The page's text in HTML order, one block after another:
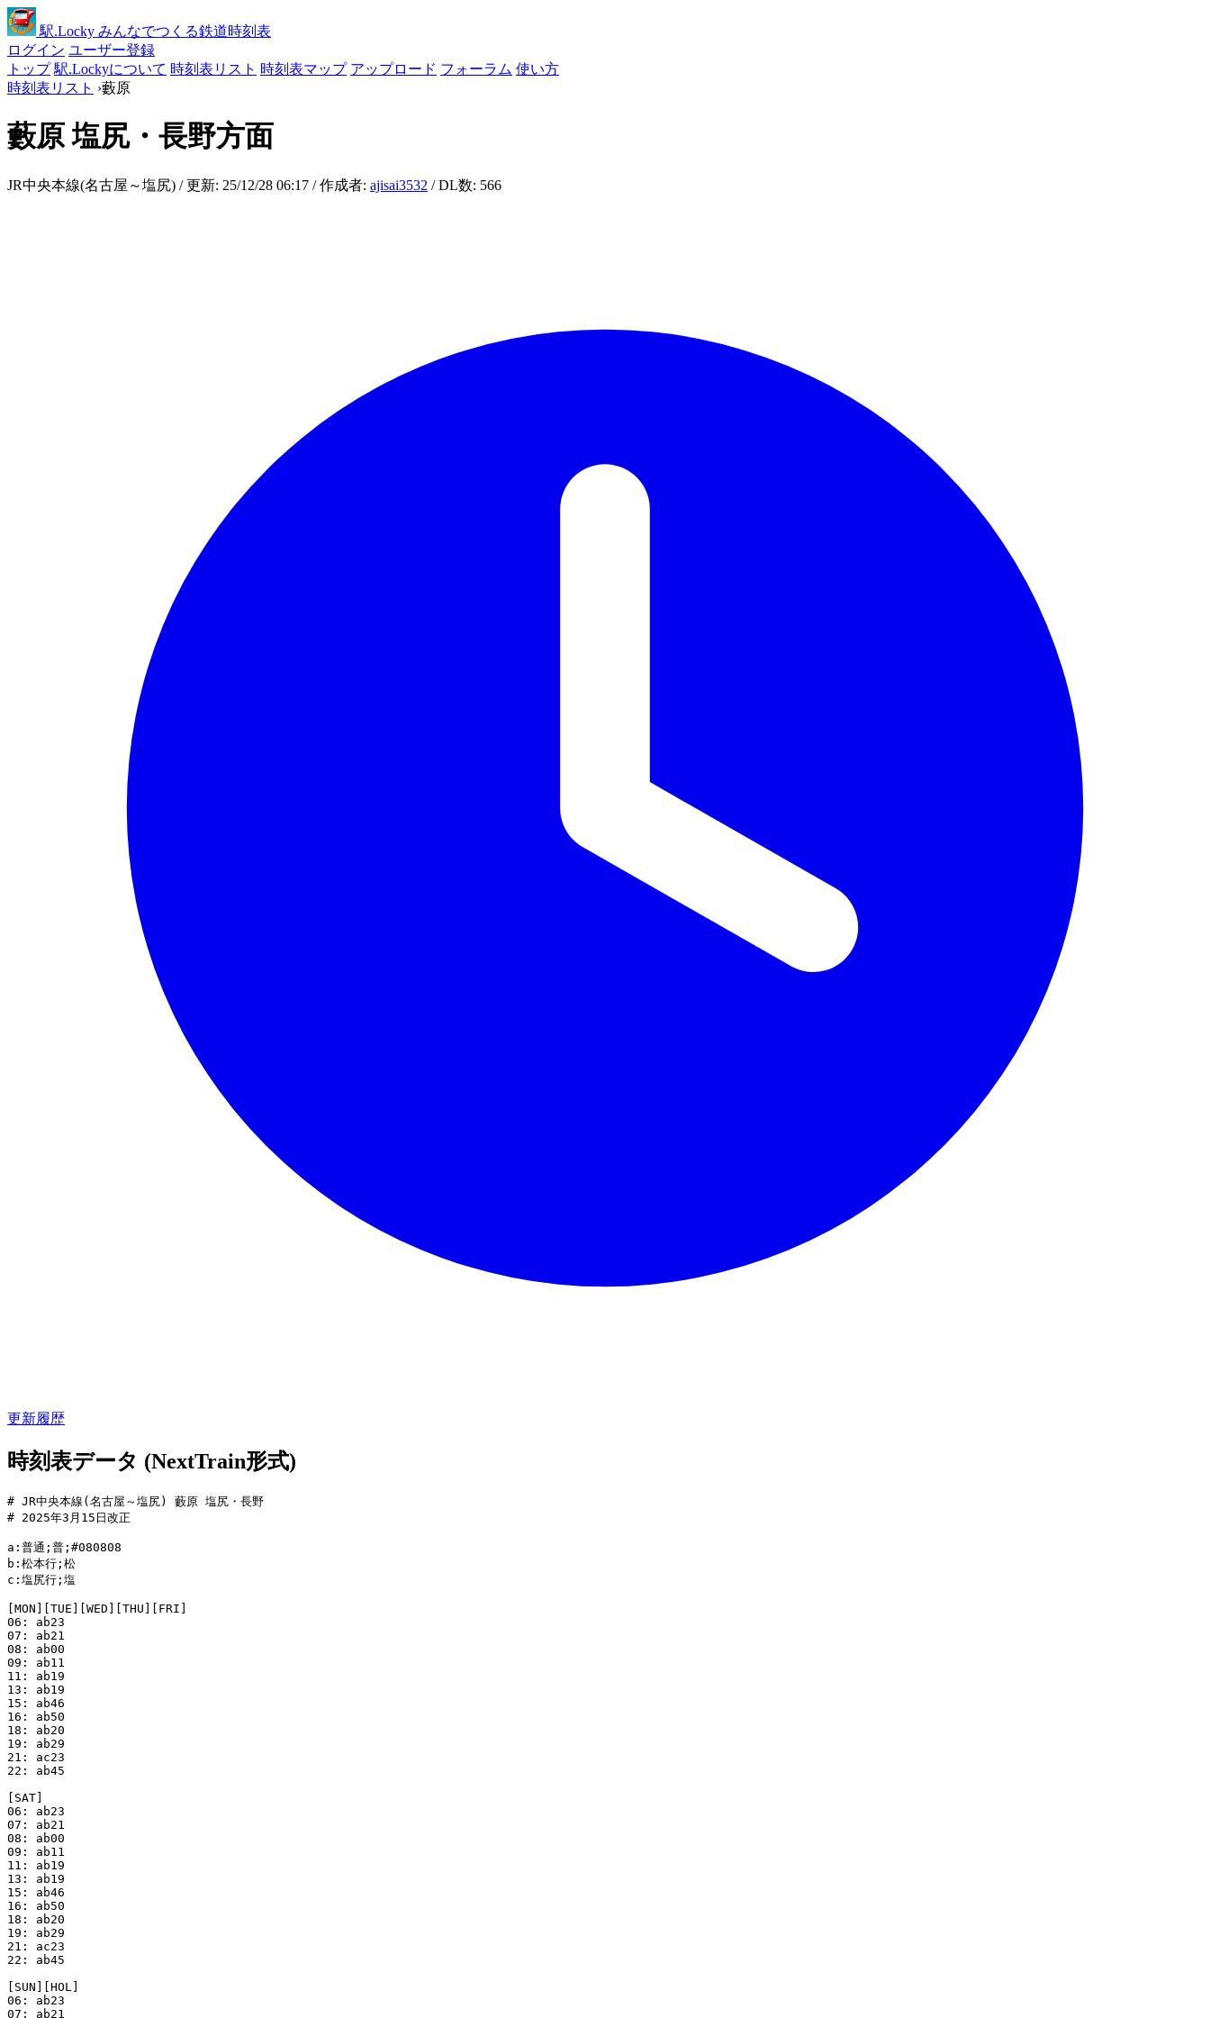
駅.Locky みんなでつくる鉄道時刻表
ログイン ユーザー登録
トップ 駅.Lockyについて 時刻表リスト 時刻表マップ アップロード フォーラム 使い方
時刻表リスト ›藪原
藪原塩尻・長野方面
JR中央本線(名古屋～塩尻) / 更新: 25/12/28 06:17 / 作成者: ajisai3532 / DL数: 566
更新履歴
時刻表データ (NextTrain形式)
# JR中央本線(名古屋～塩尻) 藪原 塩尻・長野
# 2025年3月15日改正
a:普通;普;#080808
b:松本行;松
c:塩尻行;塩
[MON][TUE][WED][THU][FRI]
06: ab23
07: ab21
08: ab00
09: ab11
11: ab19
13: ab19
15: ab46
16: ab50
18: ab20
19: ab29
21: ac23
22: ab45
[SAT]
06: ab23
07: ab21
08: ab00
09: ab11
11: ab19
13: ab19
15: ab46
16: ab50
18: ab20
19: ab29
21: ac23
22: ab45
[SUN][HOL]
06: ab23
07: ab21